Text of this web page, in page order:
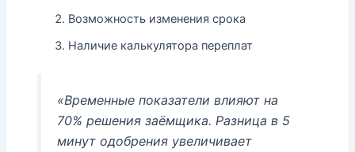
Возможность изменения срока
Наличие калькулятора переплат
«Временные показатели влияют на
70% решения заёмщика. Разница в 5
минут одобрения увеличивает